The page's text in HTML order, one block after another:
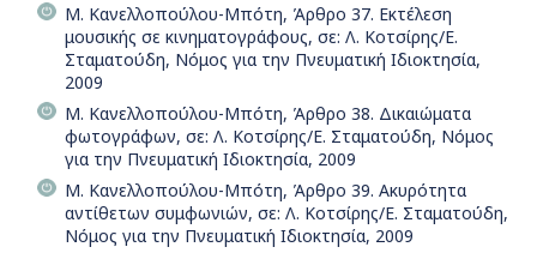
Μ. Κανελλοπούλου-Μπότη, Άρθρο 37. Εκτέλεση
μουσικής σε κινηματογράφους, σε: Λ. Κοτσίρης/Ε.
Σταματούδη, Νόμος για την Πνευματική Ιδιοκτησία,
2009
Μ. Κανελλοπούλου-Μπότη, Άρθρο 38. Δικαιώματα
φωτογράφων, σε: Λ. Κοτσίρης/Ε. Σταματούδη, Νόμος
για την Πνευματική Ιδιοκτησία, 2009
Μ. Κανελλοπούλου-Μπότη, Άρθρο 39. Ακυρότητα
αντίθετων συμφωνιών, σε: Λ. Κοτσίρης/Ε. Σταματούδη,
Νόμος για την Πνευματική Ιδιοκτησία, 2009